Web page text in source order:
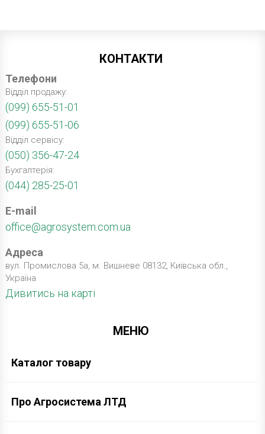
КОНТАКТИ
Телефони
Відділ продажу:
(099) 655-51-01
(099) 655-51-06
Відділ сервісу:
(050) 356-47-24
Бухгалтерія:
(044) 285-25-01
E-mail
office@agrosystem.com.ua
Адреса
вул. Промислова 5а, м. Вишневе 08132, Київська обл.,
Україна
Дивитись на карті
МЕНЮ
Каталог товару
Про Агросистема ЛТД